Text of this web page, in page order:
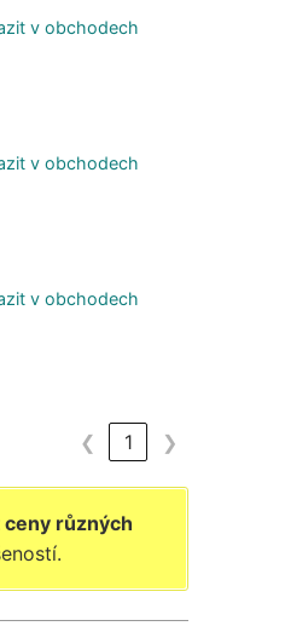
v obchodech
v obchodech
v obchodech
❮ 1 ❯
různých